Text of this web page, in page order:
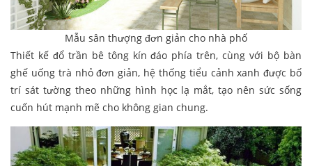
Mẫu sân thượng đơn giản cho nhà phố
Thiết kế đổ trần bê tông kín đáo phía trên, cùng với bộ bàn
ghế uống trà nhỏ đơn giản, hệ thống tiểu cảnh xanh được bố
trí sát tường theo những hình học lạ mắt, tạo nên sức sống
cuốn hút mạnh mẽ cho không gian chung.